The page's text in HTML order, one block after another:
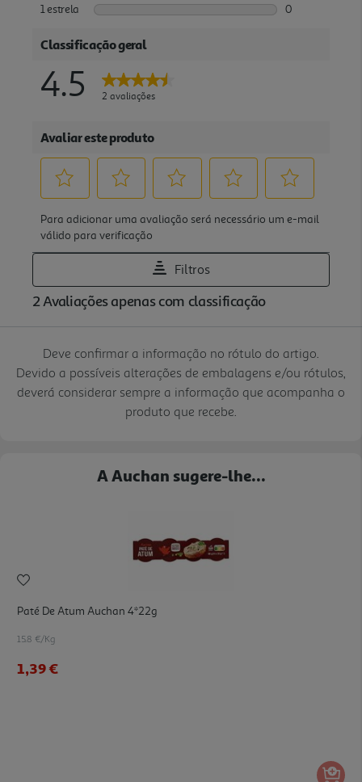
Deve confirmar a informação no rótulo do artigo.
Devido a possíveis alterações de embalagens e/ou rótulos,
deverá considerar sempre a informação que acompanha o
produto que recebe.
A Auchan sugere-lhe...
Paté De Atum Auchan 4*22g
15.8 €/Kg
1,39 €